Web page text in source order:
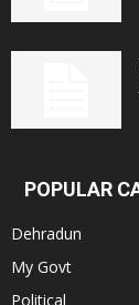
POPULAR
Dehradun
My Govt
Political